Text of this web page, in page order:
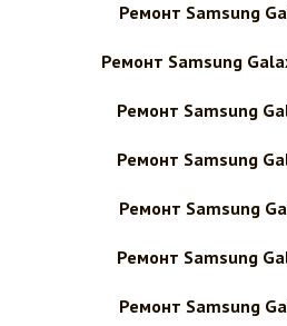
Ремонт Samsung
Ремонт Samsung
Ремонт Samsung
Ремонт Samsung
Ремонт Samsung
Ремонт Samsung
Ремонт Samsung